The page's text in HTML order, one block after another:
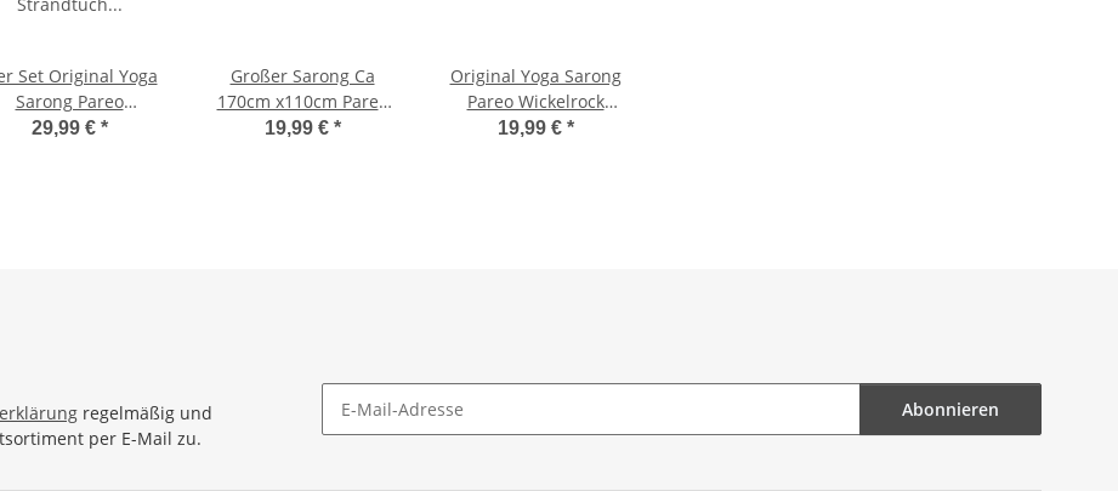
Set Original Yoga
Sarong Pareo
Strandtuch
29,99 € *
Großer Sarong Ca
170cm x110cm Pareo
Wickelrock Wickeltuch
19,99 € *
Original Yoga Sarong
Pareo Wickelrock
Strandtuch Rund ca
19,99 € *
regelmäßig und
per E-Mail zu.
Abonnieren